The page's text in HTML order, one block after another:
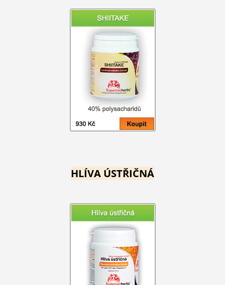
HLÍVA ÚSTŘIČNÁ